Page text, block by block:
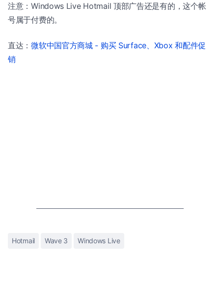
注意：Windows Live Hotmail 顶部广告还是有的，这个帐
号属于付费的。
直达：微软中国官方商城 - 购买 Surface、Xbox 和配件促
销
Hotmail Wave 3 Windows Live